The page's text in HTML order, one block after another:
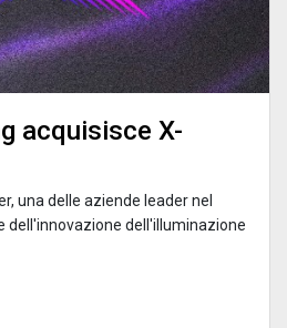
acquisisce X-
una delle aziende leader nel
dell'innovazione dell'illuminazione